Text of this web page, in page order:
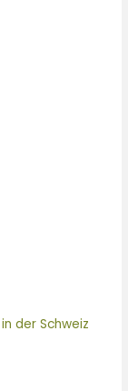
der Schweiz